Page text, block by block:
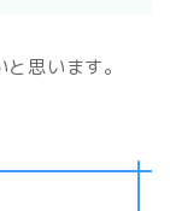
思います。